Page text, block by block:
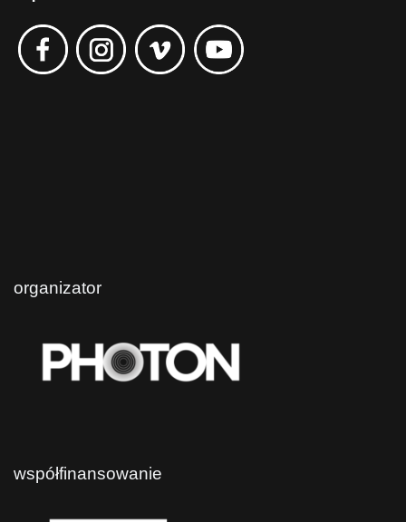
organizator
współfinansowanie